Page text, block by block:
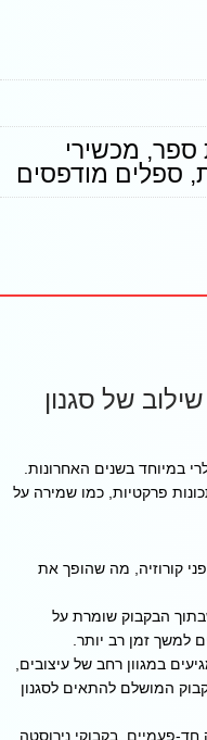
ספר, מכשירי
, ספלים מודפסים
של סגנון
במיוחד בשנים האחרונות.
פרקטיות, כמו שמירה על
קורוזיה, מה שהופך את
הבקבוק שומרת על
למשך זמן רב יותר.
במגוון רחב של עיצובים,
המושלם להתאים לסגנון
חד-פעמיים, בקבוקי נירוסטה